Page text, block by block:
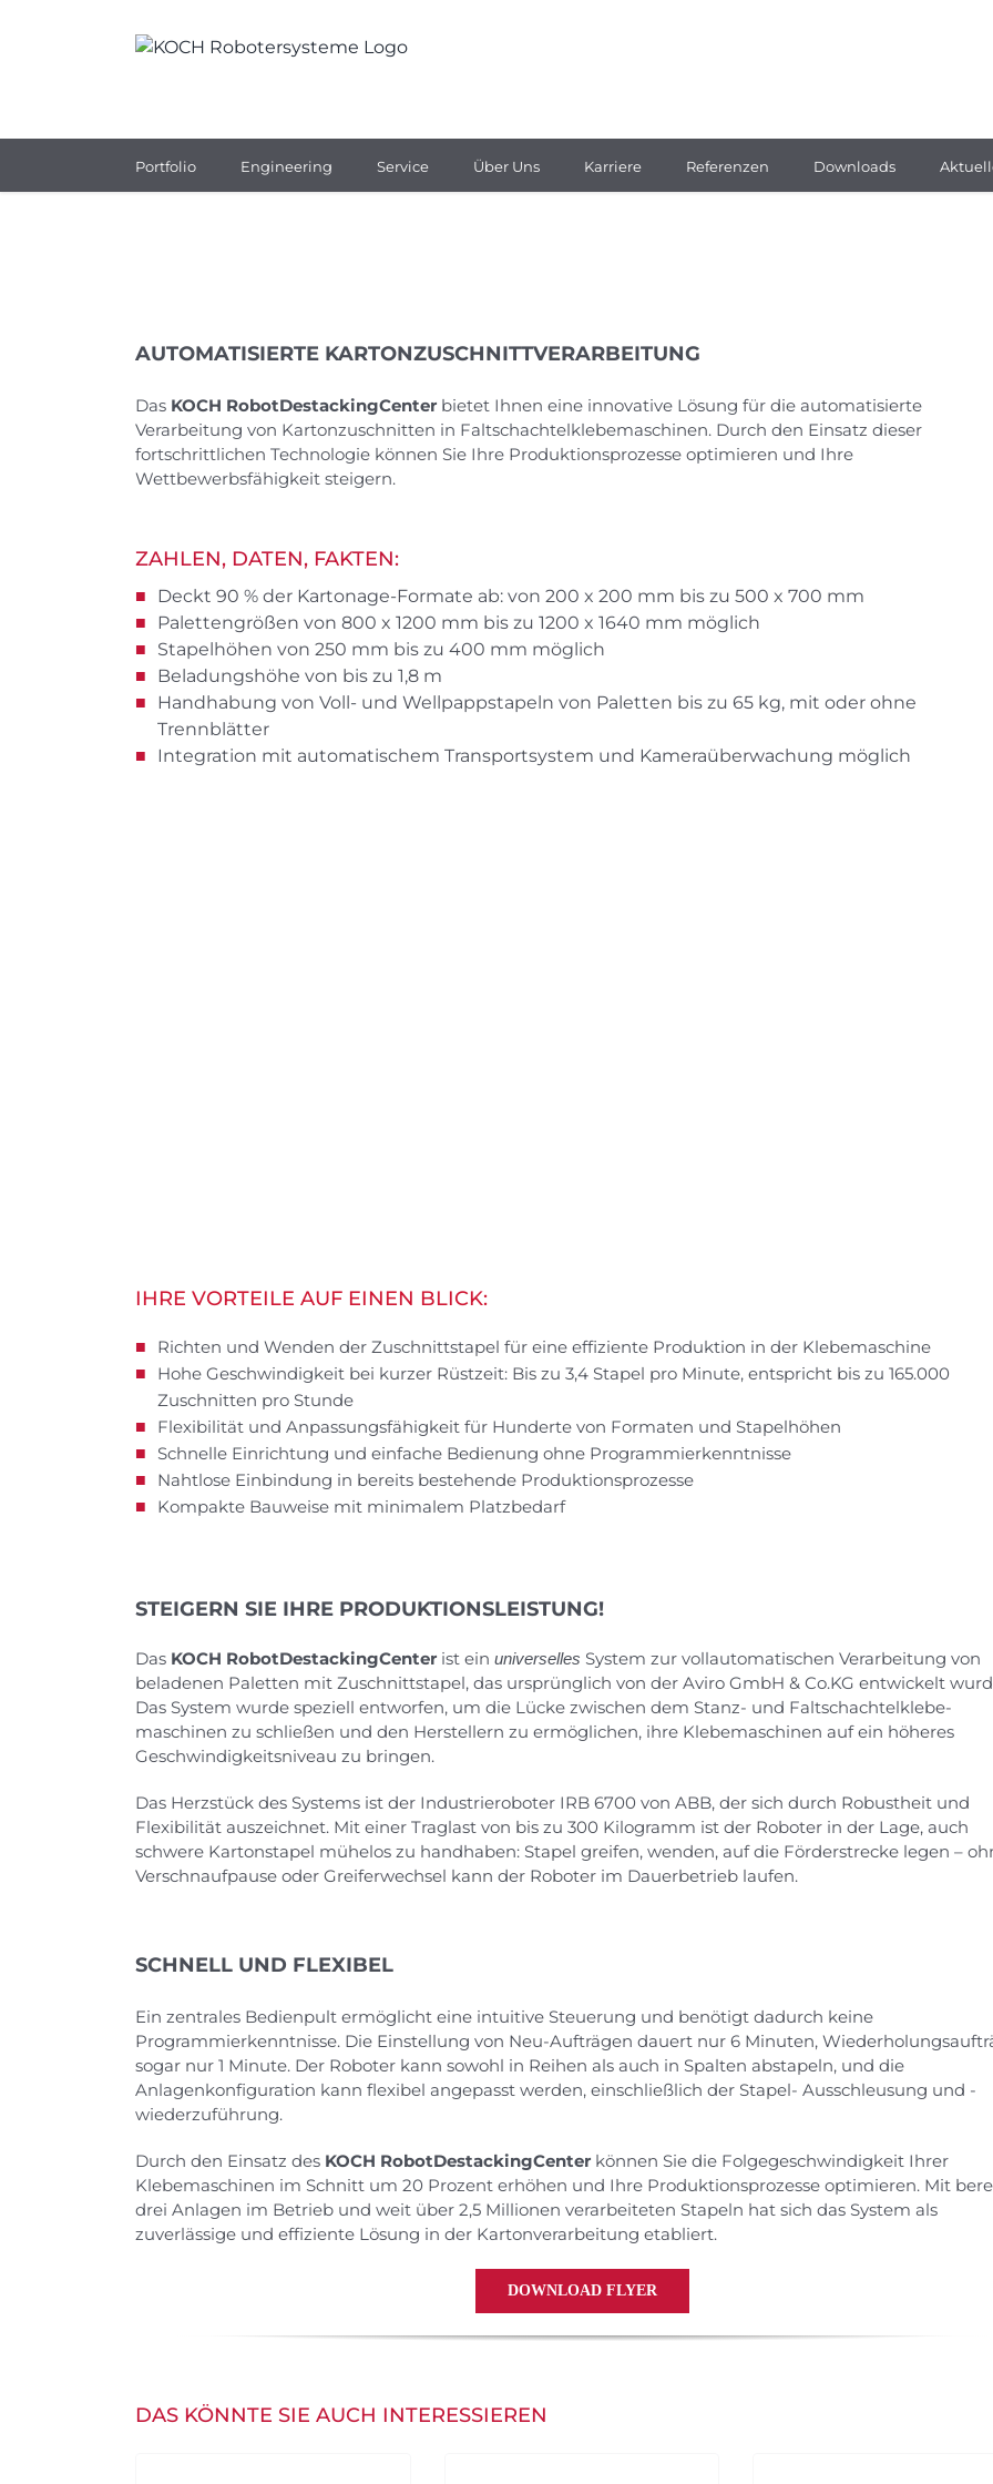
Portfolio Engineering Service Über Uns Karriere Referenzen Downloads
AUTOMATISIERTE KARTONZUSCHNITTVERARBEITUNG
Das KOCH RobotDestackingCenterbietet Ihnen eine innovative Lösung für die automatisierte
Verarbeitung von Kartonzuschnitten in Faltschachtelklebemaschinen. Durch den Einsatz dieser
fortschrittlichen Technologie können Sie Ihre Produktionsprozesse optimieren und Ihre
Wettbewerbsfähigkeit steigern.
ZAHLEN, DATEN, FAKTEN:
Deckt 90 % der Kartonage-Formate ab: von 200 x 200 mm bis zu 500 x 700 mm
Palettengrößen von 800 x 1200 mm bis zu 1200 x 1640 mm möglich
Stapelhöhen von 250 mm bis zu 400 mm möglich
Beladungshöhe von bis zu 1,8 m
Handhabung von Voll- und Wellpappstapeln von Paletten bis zu 65 kg, mit oder ohne
Trennblätter
Integration mit automatischem Transportsystem und Kameraüberwachung möglich
IHRE VORTEILE AUF EINEN BLICK:
Richten und Wenden der Zuschnittstapel für eine effiziente Produktion in der Klebemaschine
Hohe Geschwindigkeit bei kurzer Rüstzeit: Bis zu 3,4 Stapel pro Minute, entspricht bis zu 165.000
Zuschnitten pro Stunde
Flexibilität und Anpassungsfähigkeit für Hunderte von Formaten und Stapelhöhen
Schnelle Einrichtung und einfache Bedienung ohne Programmierkenntnisse
Nahtlose Einbindung in bereits bestehende Produktionsprozesse
Kompakte Bauweise mit minimalem Platzbedarf
STEIGERN SIE IHRE PRODUKTIONSLEISTUNG!
Das KOCH RobotDestackingCenterist ein universelles System zur vollautomatischen Verarbeitung von
beladenen Paletten mit Zuschnittstapel, das ursprünglich von der Aviro GmbH & Co.KG entwickelt
Das System wurde speziell entworfen, um die Lücke zwischen dem Stanz- und Faltschachtelklebe-
maschinen zu schließen und den Herstellern zu ermöglichen, ihre Klebemaschinen auf ein höheres
Geschwindigkeitsniveau zu bringen.
Das Herzstück des Systems ist der Industrieroboter IRB 6700 von ABB, der sich durch Robustheit und
Flexibilität auszeichnet. Mit einer Traglast von bis zu 300 Kilogramm ist der Roboter in der Lage, auch
schwere Kartonstapel mühelos zu handhaben: Stapel greifen, wenden, auf die Förderstrecke legen –
Verschnaufpause oder Greiferwechsel kann der Roboter im Dauerbetrieb laufen.
SCHNELL UND FLEXIBEL
Ein zentrales Bedienpult ermöglicht eine intuitive Steuerung und benötigt dadurch keine
Programmierkenntnisse. Die Einstellung von Neu-Aufträgen dauert nur 6 Minuten,
sogar nur 1 Minute. Der Roboter kann sowohl in Reihen als auch in Spalten abstapeln, und die
Anlagenkonfiguration kann flexibel angepasst werden, einschließlich der Stapel- Ausschleusung und -
wiederzuführung.
Durch den Einsatz des KOCH RobotDestackingCenterkönnen Sie die Folgegeschwindigkeit Ihrer
Klebemaschinen im Schnitt um 20 Prozent erhöhen und Ihre Produktionsprozesse optimieren. Mit
drei Anlagen im Betrieb und weit über 2,5 Millionen verarbeiteten Stapeln hat sich das System als
zuverlässige und effiziente Lösung in der Kartonverarbeitung etabliert.
DOWNLOAD FLYER
DAS KÖNNTE SIE AUCH INTERESSIEREN